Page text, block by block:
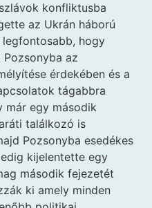
konfliktusba
az Ukrán háború
legfontosabb, hogy
az
érdekében és a
tágabbra
már egy második
találkozó is
Pozsonyba esedékes
kijelentette egy
második fejezetét
ki amely minden